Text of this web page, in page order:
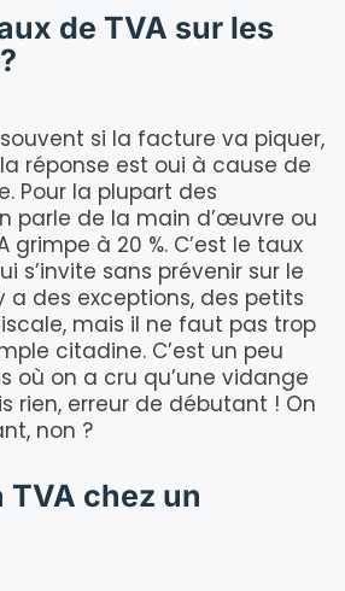
de TVA sur les
si la facture va piquer,
réponse est oui à cause de
Pour la plupart des
parle de la main d’œuvre ou
grimpe à 20 %. C’est le taux
s’invite sans prévenir sur le
a des exceptions, des petits
mais il ne faut pas trop
citadine. C’est un peu
où on a cru qu’une vidange
rien, erreur de débutant ! On
non ?
TVA chez un